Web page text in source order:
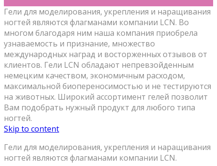
Гели для моделирования, укрепления и наращивания
ногтей являются флагманами компании LCN. Во
многом благодаря ним наша компания приобрела
узнаваемость и признание, множество
международных наград и восторженных отзывов от
клиентов. Гели LCN обладают непревзойденным
немецким качеством, экономичным расходом,
максимальной биопереносимостью и не тестируются
на животных. Широкий ассортимент гелей позволит
Вам подобрать нужный продукт для любого типа
ногтей.
Skip to content
Гели для моделирования, укрепления и наращивания
ногтей являются флагманами компании LCN.